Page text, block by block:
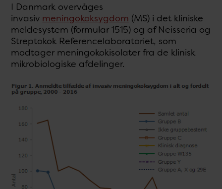
I Danmark overvåges
invasiv meningokoksygdom (MS) i det kliniske
meldesystem (formular 1515) og af Neisseria og
Streptokok Referencelaboratoriet, som
modtager meningokokisolater fra de klinisk
mikrobiologiske afdelinger.